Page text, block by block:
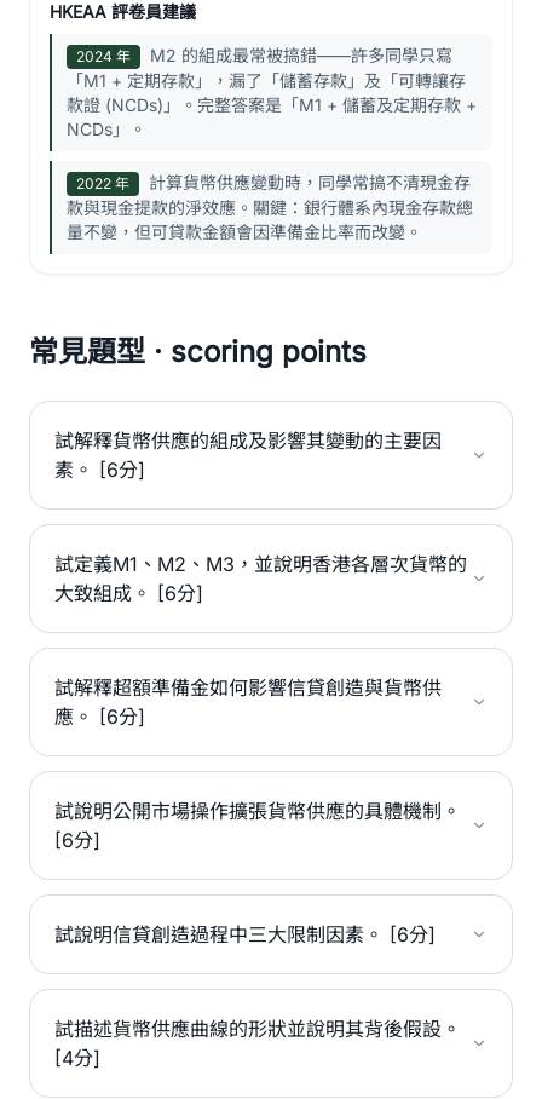
HKEAA 評卷員建議
2024 年
M2 的組成最常被搞錯——許多同學只寫
「M1 + 定期存款」，漏了「儲蓄存款」及「可轉讓存
款證 (NCDs)」。完整答案是「M1 + 儲蓄及定期存款 +
NCDs」。
2022 年
計算貨幣供應變動時，同學常搞不清現金存
款與現金提款的淨效應。關鍵：銀行體系內現金存款總
量不變，但可貸款金額會因準備金比率而改變。
常見題型 · scoring points
試解釋貨幣供應的組成及影響其變動的主要因
素。 [6分]
試定義M1、M2、M3，並說明香港各層次貨幣的
大致組成。 [6分]
試解釋超額準備金如何影響信貸創造與貨幣供
應。 [6分]
試說明公開市場操作擴張貨幣供應的具體機制。
[6分]
試說明信貸創造過程中三大限制因素。 [6分]
試描述貨幣供應曲線的形狀並說明其背後假設。
[4分]